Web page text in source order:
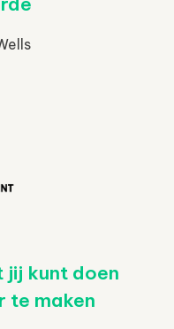
jij kunt doen
te maken